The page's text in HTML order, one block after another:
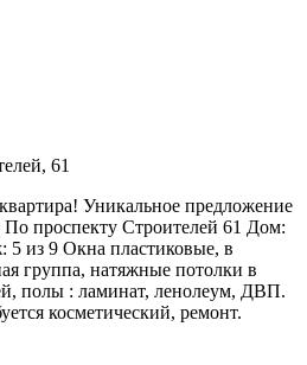
61
Уникальное предложение
проспекту Строителей 61 Дом:
5 из 9 Окна пластиковые, в
группа, натяжные потолки в
полы : ламинат, ленолеум, ДВП.
косметический, ремонт.